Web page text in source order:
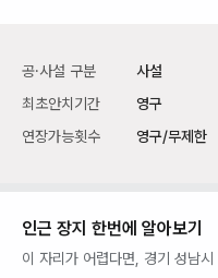
공·사설 구분
사설
최초안치기간
영구
연장가능횟수
영구/무제한
인근 장지 한번에 알아보기
이 자리가 어렵다면, 경기 성남시